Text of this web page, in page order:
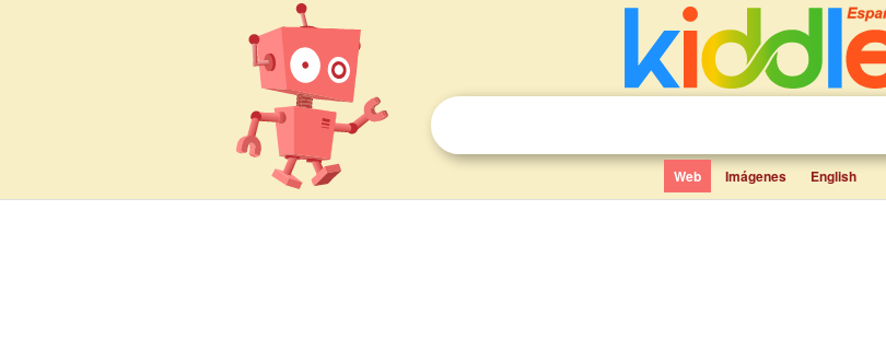
Web Imágenes English